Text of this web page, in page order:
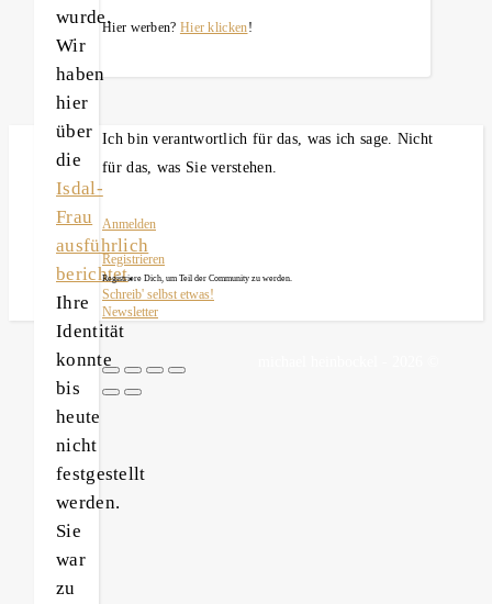
wurde.
Wir
haben
hier
über
die
Isdal-
Frau
ausführlich
berichtet.
Ihre
Identität
konnte
bis
heute
nicht
festgestellt
werden.
Sie
war
zu
Hier werben? Hier klicken!
Ich bin verantwortlich für das, was ich sage. Nicht
für das, was Sie verstehen.
Anmelden
Registrieren
Registriere Dich, um Teil der Community zu werden.
Schreib' selbst etwas!
Newsletter